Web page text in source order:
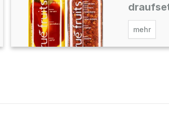
mehr